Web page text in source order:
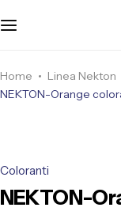
Home Linea Nekton
NEKTON-Orange
Coloranti
NEKTON-